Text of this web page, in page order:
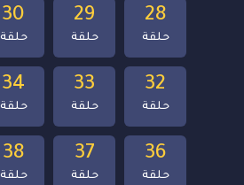
38
حلقة
37
حلقة
36
حلقة
34
حلقة
33
حلقة
32
حلقة
30
حلقة
29
حلقة
28
حلقة